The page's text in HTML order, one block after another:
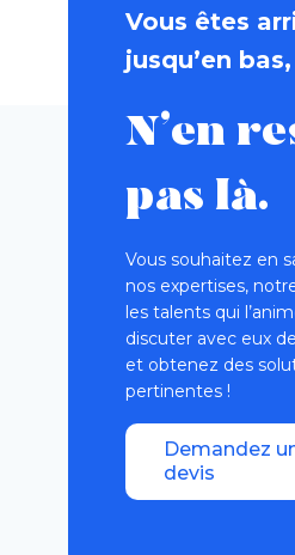
Vous êtes
jusqu’en bas,
N’en
pas là.
Vous souhaitez en
nos expertises,
les talents qui
discuter avec eux
et obtenez des
pertinentes !
Demandez
devis